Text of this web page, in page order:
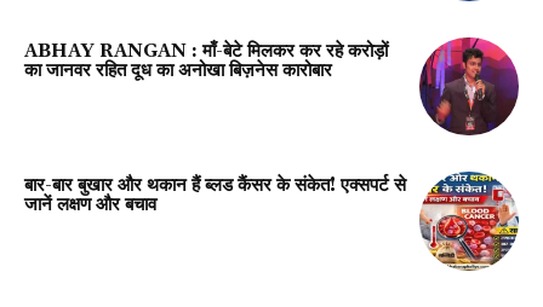
ABHAY RANGAN : माँ-बेटे मिलकर कर रहे करोड़ों
का जानवर रहित दूध का अनोखा बिज़नेस कारोबार
बार-बार बुखार और थकान हैं ब्लड कैंसर के संकेत! एक्सपर्ट से
जानें लक्षण और बचाव